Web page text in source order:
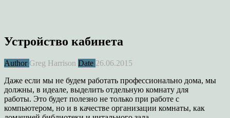
Устройство кабинета
Author Greg Harrison Date 26.06.2015
Даже если мы не будем работать профессионально дома, мы
должны, в идеале, выделить отдельную комнату для
работы. Это будет полезно не только при работе с
компьютером, но и в качестве организации комнаты, как